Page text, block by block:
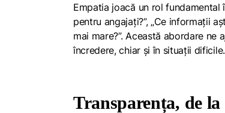
Empatia joacă un rol fundamental
pentru angajați?”, „Ce informații
mai mare?”. Această abordare
încredere, chiar și în situații dificile.
Transparența, de la